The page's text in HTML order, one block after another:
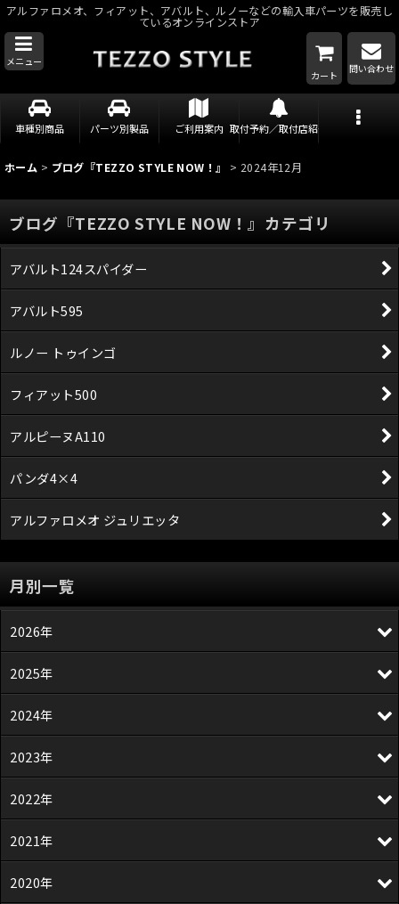
アルファロメオ、フィアット、アバルト、ルノーなどの輸入車パーツを販売し
ているオンラインストア
メニュー
カート
問い合わせ
車種別商品 パーツ別製品 ご利用案内 取付予約／取付店紹介
ホーム > ブログ『TEZZO STYLE NOW！』 > 2024年12月
ブログ『TEZZO STYLE NOW！』カテゴリ
アバルト124スパイダー
アバルト595
ルノー トゥインゴ
フィアット500
アルピーヌA110
パンダ4×4
アルファロメオ ジュリエッタ
月別一覧
2026年
2025年
2024年
2023年
2022年
2021年
2020年